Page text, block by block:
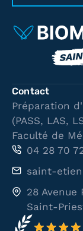
Contact
Préparation
(PASS, LAS,
Faculté de
04 28 70
saint-
28 Avenue
Saint-